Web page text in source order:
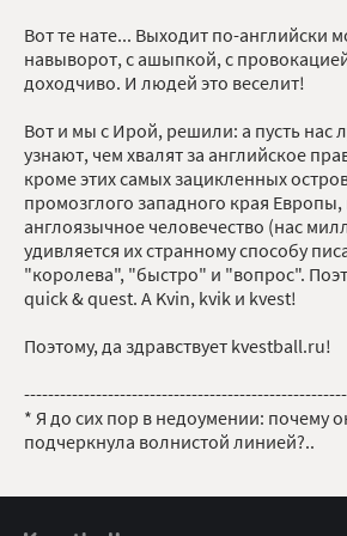
Вот те нате... Выходит по-английски
навыворот, с ашыпкой, с
доходчиво. И людей это веселит!
Вот и мы с Ирой, решили: а пусть нас
узнают, чем хвалят за английское
кроме этих самых зацикленных
промозглого западного края Европы,
англоязычное человечество (нас
удивляется их странному способу
"королева", "быстро" и "вопрос".
quick & quest. А Kvin, kvik и kvest!
Поэтому, да здравствует kvestball.ru!
* Я до сих пор в недоумении: почему
подчеркнула волнистой линией?..